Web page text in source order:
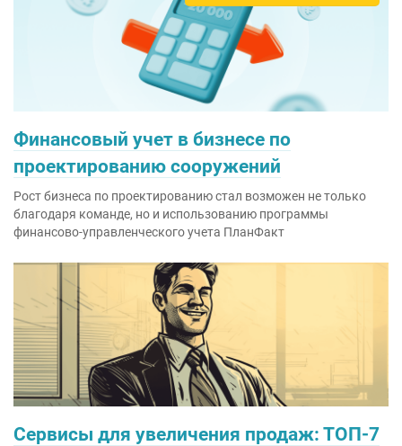
Финансовый учет в бизнесе по
проектированию сооружений
Рост бизнеса по проектированию стал возможен не только
благодаря команде, но и использованию программы
финансово-управленческого учета ПланФакт
Сервисы для увеличения продаж: ТОП-7